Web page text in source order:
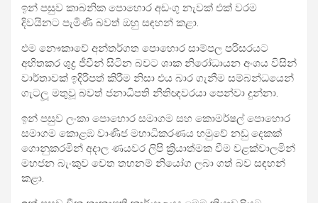
ඉන් පසුව කාබනික පොහොර අඩංගු නැවක් එක් වරම
දිවයිනට පැමිණි බවත් ඔහු සඳහන් කළා.
එම නෞකාවේ අන්තර්ගත පොහොර සාම්පල පරිසරයට
අහිතකර ශුද්‍ර ජීවීන් සිටින බවට ශාක නිරෝධායන අංශය විසින්
වාර්තාවක් ඉදිරිපත් කිරීම නිසා එය බාර ගැනීම සම්බන්ධයෙන්
ගැටලූ මතුවූ බවත් ජනාධිපති නීතිඥවරයා පෙන්වා දුන්නා.
ඉන් පසුව ලංකා පොහොර සමාගම සහ කොමර්ෂල් පොහොර
සමාගම කොළඹ වාණිජ මහාධිකරණය හමුවේ නඩු දෙකක්
ගොනුකරමින් අදාල ණයවර ලිපි ක්‍රියාත්මක වීම වළක්වාලමින්
මහජන බැංකුව වෙත තහනම් නියෝග ලබා ගත් බව සඳහන්
කළා.